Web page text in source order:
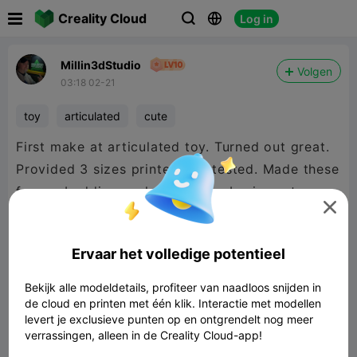
Creality Cloud   Log in
Millin3dStudio
03:18 02-21
Volgen
toy articulated cute
First make at articulated toy. Turned out great.
Provided 3 sizes printed and tested. Made these
for my buddies gecko breeding business to
attract people to his table.

Ervaar het volledige potentieel
Bekijk alle modeldetails, profiteer van naadloos snijden in
de cloud en printen met één klik. Interactie met modellen
levert je exclusieve punten op en ontgrendelt nog meer
verrassingen, alleen in de Creality Cloud-app!